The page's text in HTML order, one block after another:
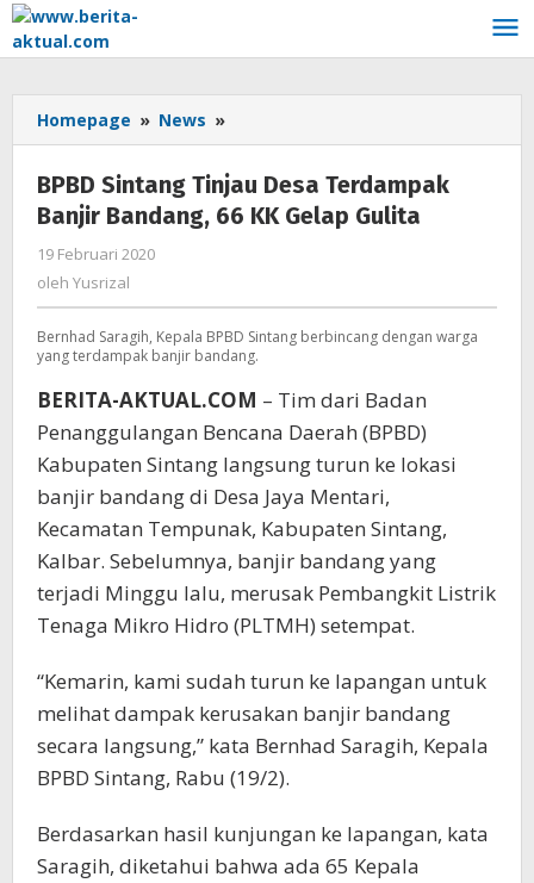
Lewati
ke
konten
Homepage » News »
Sintang
Tinjau
Desa
Terdampak
Gelap
Gulita
BPBD Sintang Tinjau Desa Terdampak
Banjir Bandang, 66 KK Gelap Gulita
19 Februari 2020
oleh Yusrizal
Bernhad Saragih, Kepala BPBD Sintang berbincang dengan warga
yang terdampak banjir bandang.
BERITA-AKTUAL.COM – Tim dari Badan
Penanggulangan Bencana Daerah (BPBD)
Kabupaten Sintang langsung turun ke lokasi
banjir bandang di Desa Jaya Mentari,
Kecamatan Tempunak, Kabupaten Sintang,
Kalbar. Sebelumnya, banjir bandang yang
terjadi Minggu lalu, merusak Pembangkit Listrik
Tenaga Mikro Hidro (PLTMH) setempat.
“Kemarin, kami sudah turun ke lapangan untuk
melihat dampak kerusakan banjir bandang
secara langsung,” kata Bernhad Saragih, Kepala
BPBD Sintang, Rabu (19/2).
Berdasarkan hasil kunjungan ke lapangan, kata
Saragih, diketahui bahwa ada 65 Kepala